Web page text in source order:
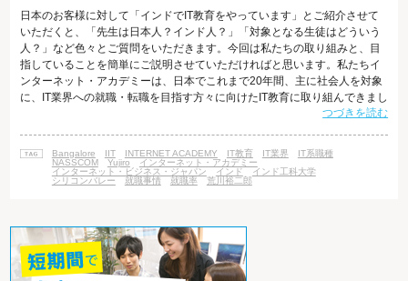
日本のお客様に対して「インドでIT教育をやっています」とご紹介させて
いただくと、「先生は日本人？インド人？」「対象となる生徒はどういう
人？」など色々とご質問をいただきます。今回は私たちの取り組みと、目
指していることを簡単にご説明させていただければと思います。私たちイ
ンターネット・アカデミーは、日本でこれまで20年間、主に社会人を対象
に、IT業界への就職・転職を目指す方々に向けたIT教育に取り組んできまし
た。私たちがインドで展開している教育事業も、基本的なコンセプトは同
授業を担当しており、対象となる方はIT業界への就職・転職を目指す大学
生、社会人をはじめ、自営業や起業を目指すビジネスマンから主婦の方ま
で幅広いです。アメリカ、ボ
つづきを読む
Bangalore IIT INTERNET ACADEMY IT教育 IT業界
IT系職種
NASSCOM
Yujiro
インターネット・アカデミー
インターネット・ビジネス・ジャパン
インド
インド工科大学
シリコンバレー
就職事情 就職率 荒川裕二郎